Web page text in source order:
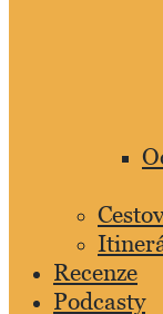
Recenze
Podcasty